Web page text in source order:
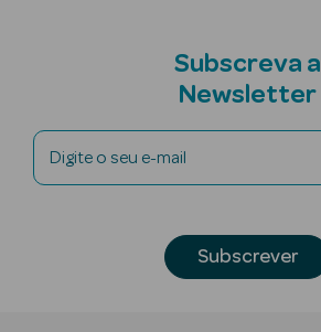
Homem
Eau de Parfum
Eau de Toilette
Subscreva a
Newsletter
Digite o seu e-mail
Subscrever